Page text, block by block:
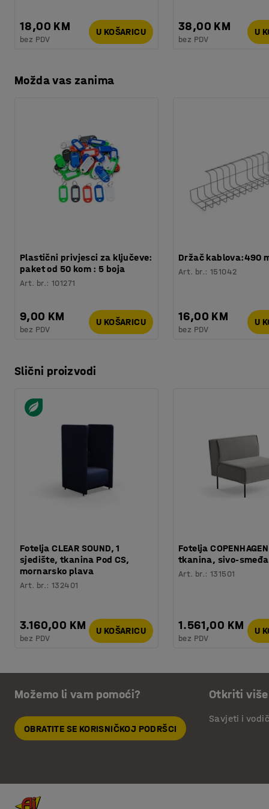
18,00 KM
bez PDV
U KOŠARICU 38,00 KM
bez PDV
U
Možda vas zanima
Plastični privjesci za ključeve:
paket od 50 kom : 5 boja
Art. br.:101271
9,00 KM
bez PDV
U KOŠARICU
Držač kablova:490
Art. br.:151042
16,00 KM
bez PDV
U
Slični proizvodi
Fotelja CLEAR SOUND, 1
sjedište, tkanina Pod CS,
mornarsko plava
Art. br.:132401
3.160,00 KM
bez PDV
U KOŠARICU
Fotelja
tkanina, sivo-smeđa
Art. br.:131501
1.561,00 KM
bez PDV
U
Možemo li vam pomoći?
OBRATITE SE KORISNIČKOJ PODRŠCI
Otkriti više
Savjeti i